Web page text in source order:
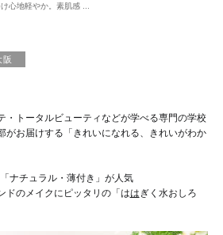
心地軽やか。素肌感 ...
阪
・トータルビューティなどが学べる専門の学校
がお届けする「きれいになれる、きれいがわか
ナチュラル・薄付き」が人気
ドのメイクにピッタリの「はは ぎく水おしろ